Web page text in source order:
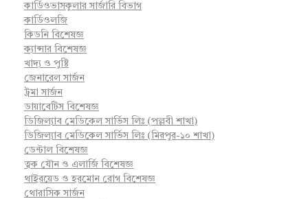
কার্ডিওভাসকুলার সার্জারি বিভাগ
কার্ডিওলজি
কিডনি বিশেষজ্ঞ
ক্যান্সার বিশেষজ্ঞ
খাদ্য ও পুষ্টি
জেনারেল সার্জন
ট্রমা সার্জন
ডায়াবেটিস বিশেষজ্ঞ
ডিজিল্যাব মেডিকেল সার্ভিস লিঃ (পল্লবী শাখা)
ডিজিল্যাব মেডিকেল সার্ভিস লিঃ (মিরপুর-১০ শাখা)
ডেন্টাল বিশেষজ্ঞ
ত্বক যৌন ও এলার্জি বিশেষজ্ঞ
থাইরয়েড ও হরমোন রোগ বিশেষজ্ঞ
থোরাসিক সার্জন